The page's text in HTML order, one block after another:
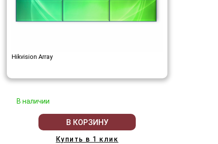
Hikvision Array
В наличии
В КОРЗИНУ
Купить в 1 клик